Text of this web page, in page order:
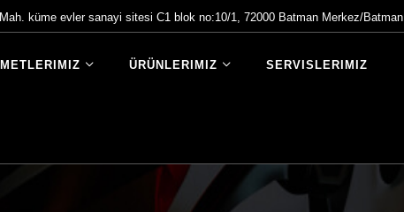
küme evler sanayi sitesi C1 blok no:10/1, 72000 Batman Merkez/Batman
ÜRÜNLERIMIZ SERVISLERIMIZ